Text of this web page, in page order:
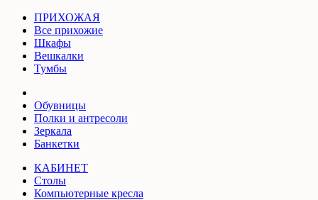
ПРИХОЖАЯ
Все прихожие
Шкафы
Вешкалки
Тумбы
Обувницы
Полки и антресоли
Зеркала
Банкетки
КАБИНЕТ
Столы
Компьютерные кресла